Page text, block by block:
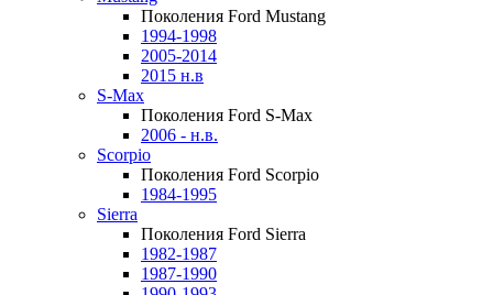
Поколения Ford Mustang
1994-1998
2005-2014
2015 н.в
S-Max
Поколения Ford S-Max
2006 - н.в.
Scorpio
Поколения Ford Scorpio
1984-1995
Sierra
Поколения Ford Sierra
1982-1987
1987-1990